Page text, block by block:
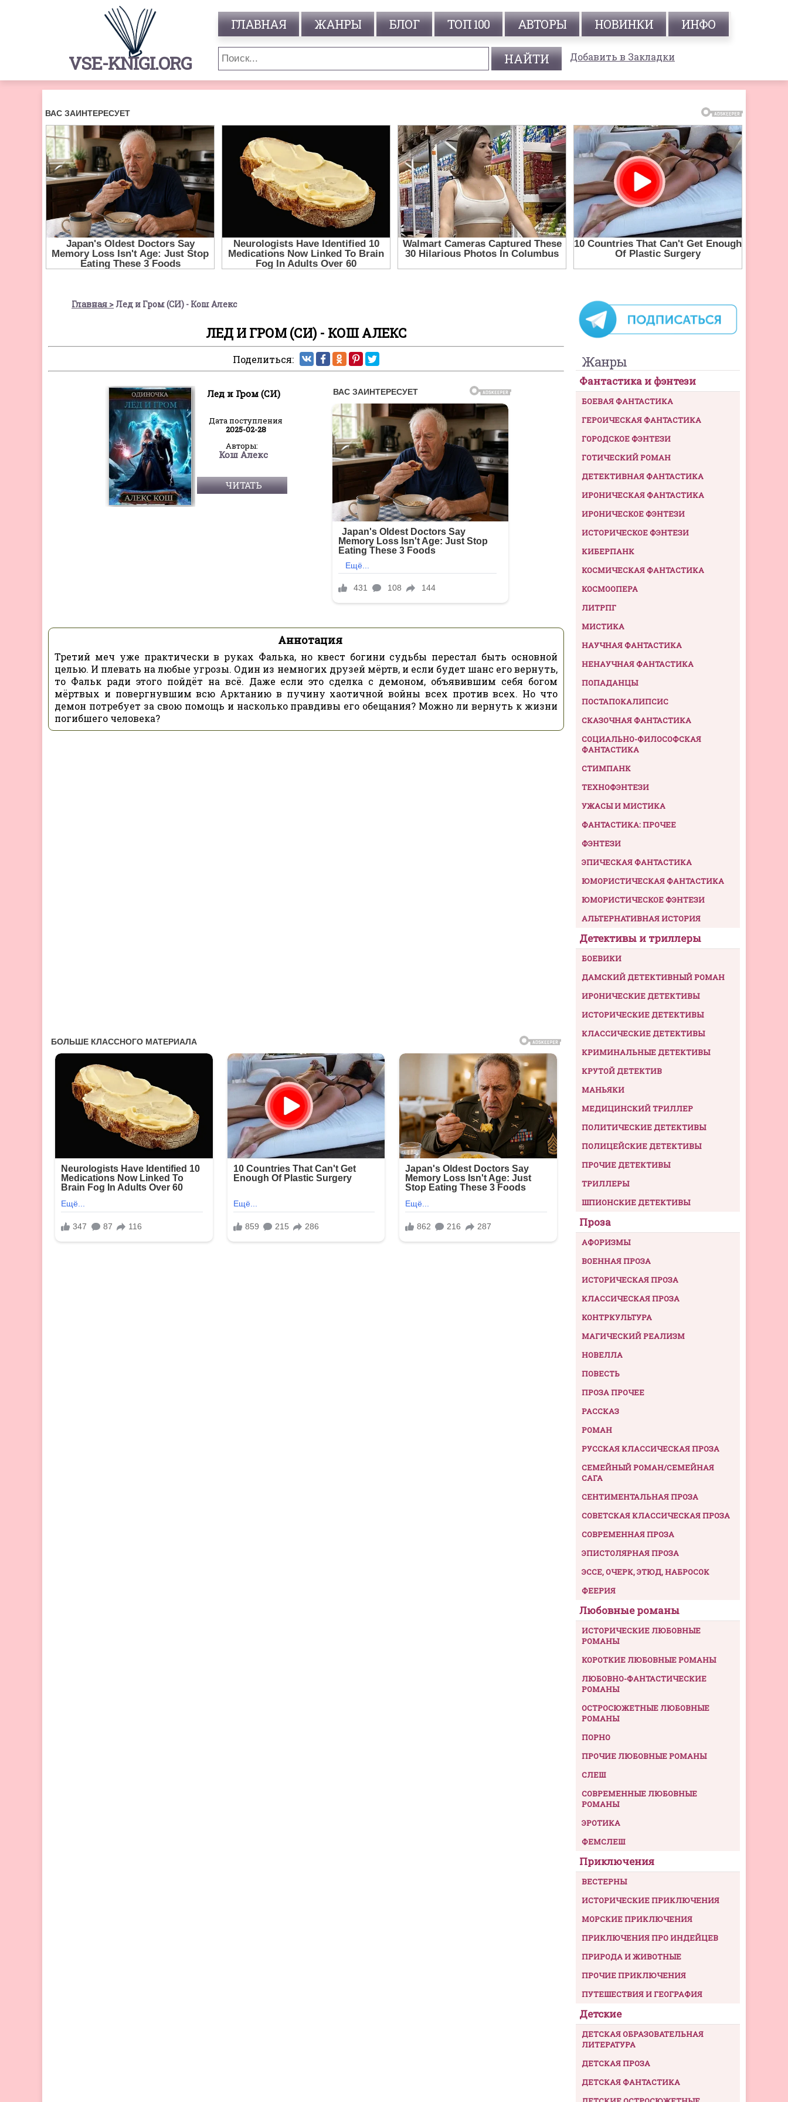
VSE-KNIGI.ORG
ГЛАВНАЯ ЖАНРЫ БЛОГ ТОП 100 АВТОРЫ НОВИНКИ ИНФО
Добавить в Закладки
Главная Лед и Гром (СИ) - Кош Алекс
ЛЕД И ГРОМ (СИ) - КОШ АЛЕКС
Поделиться:
Лед и Гром (СИ)
Дата поступления
2025-02-28
Авторы:
Кош Алекс
ЧИТАТЬ
Аннотация
Третий меч уже практически в руках Фалька, но квест богини судьбы перестал быть основной
целью. И плевать на любые угрозы. Один из немногих друзей мёртв, и если будет шанс его вернуть,
то Фальк ради этого пойдёт на всё. Даже если это сделка с демоном, объявившим себя богом
мёртвых и повергнувшим всю Арктанию в пучину хаотичной войны всех против всех. Но что
демон потребует за свою помощь и насколько правдивы его обещания? Можно ли вернуть к жизни
погибшего человека?
Жанры
Фантастика и фэнтези
БОЕВАЯ ФАНТАСТИКА
ГЕРОИЧЕСКАЯ ФАНТАСТИКА
ГОРОДСКОЕ ФЭНТЕЗИ
ГОТИЧЕСКИЙ РОМАН
ДЕТЕКТИВНАЯ ФАНТАСТИКА
ИРОНИЧЕСКАЯ ФАНТАСТИКА
ИРОНИЧЕСКОЕ ФЭНТЕЗИ
ИСТОРИЧЕСКОЕ ФЭНТЕЗИ
КИБЕРПАНК
КОСМИЧЕСКАЯ ФАНТАСТИКА
КОСМООПЕРА
ЛИТРПГ
МИСТИКА
НАУЧНАЯ ФАНТАСТИКА
НЕНАУЧНАЯ ФАНТАСТИКА
ПОПАДАНЦЫ
ПОСТАПОКАЛИПСИС
СКАЗОЧНАЯ ФАНТАСТИКА
СОЦИАЛЬНО-ФИЛОСОФСКАЯ
ФАНТАСТИКА
СТИМПАНК
ТЕХНОФЭНТЕЗИ
УЖАСЫ И МИСТИКА
ФАНТАСТИКА: ПРОЧЕЕ
ФЭНТЕЗИ
ЭПИЧЕСКАЯ ФАНТАСТИКА
ЮМОРИСТИЧЕСКАЯ ФАНТАСТИКА
ЮМОРИСТИЧЕСКОЕ ФЭНТЕЗИ
АЛЬТЕРНАТИВНАЯ ИСТОРИЯ
Детективы и триллеры
БОЕВИКИ
ДАМСКИЙ ДЕТЕКТИВНЫЙ РОМАН
ИРОНИЧЕСКИЕ ДЕТЕКТИВЫ
ИСТОРИЧЕСКИЕ ДЕТЕКТИВЫ
КЛАССИЧЕСКИЕ ДЕТЕКТИВЫ
КРИМИНАЛЬНЫЕ ДЕТЕКТИВЫ
КРУТОЙ ДЕТЕКТИВ
МАНЬЯКИ
МЕДИЦИНСКИЙ ТРИЛЛЕР
ПОЛИТИЧЕСКИЕ ДЕТЕКТИВЫ
ПОЛИЦЕЙСКИЕ ДЕТЕКТИВЫ
ПРОЧИЕ ДЕТЕКТИВЫ
ТРИЛЛЕРЫ
ШПИОНСКИЕ ДЕТЕКТИВЫ
Проза
АФОРИЗМЫ
ВОЕННАЯ ПРОЗА
ИСТОРИЧЕСКАЯ ПРОЗА
КЛАССИЧЕСКАЯ ПРОЗА
КОНТРКУЛЬТУРА
МАГИЧЕСКИЙ РЕАЛИЗМ
НОВЕЛЛА
ПОВЕСТЬ
ПРОЗА ПРОЧЕЕ
РАССКАЗ
РОМАН
РУССКАЯ КЛАССИЧЕСКАЯ ПРОЗА
СЕМЕЙНЫЙ РОМАН/СЕМЕЙНАЯ
САГА
СЕНТИМЕНТАЛЬНАЯ ПРОЗА
СОВЕТСКАЯ КЛАССИЧЕСКАЯ ПРОЗА
СОВРЕМЕННАЯ ПРОЗА
ЭПИСТОЛЯРНАЯ ПРОЗА
ЭССЕ, ОЧЕРК, ЭТЮД, НАБРОСОК
ФЕЕРИЯ
Любовные романы
ИСТОРИЧЕСКИЕ ЛЮБОВНЫЕ
РОМАНЫ
КОРОТКИЕ ЛЮБОВНЫЕ РОМАНЫ
ЛЮБОВНО-ФАНТАСТИЧЕСКИЕ
РОМАНЫ
ОСТРОСЮЖЕТНЫЕ ЛЮБОВНЫЕ
РОМАНЫ
ПОРНО
ПРОЧИЕ ЛЮБОВНЫЕ РОМАНЫ
СЛЕШ
СОВРЕМЕННЫЕ ЛЮБОВНЫЕ
РОМАНЫ
ЭРОТИКА
ФЕМСЛЕШ
Приключения
ВЕСТЕРНЫ
ИСТОРИЧЕСКИЕ ПРИКЛЮЧЕНИЯ
МОРСКИЕ ПРИКЛЮЧЕНИЯ
ПРИКЛЮЧЕНИЯ ПРО ИНДЕЙЦЕВ
ПРИРОДА И ЖИВОТНЫЕ
ПРОЧИЕ ПРИКЛЮЧЕНИЯ
ПУТЕШЕСТВИЯ И ГЕОГРАФИЯ
Детские
ДЕТСКАЯ ОБРАЗОВАТЕЛЬНАЯ
ЛИТЕРАТУРА
ДЕТСКАЯ ПРОЗА
ДЕТСКАЯ ФАНТАСТИКА